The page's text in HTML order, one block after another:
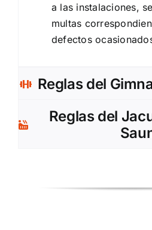
a las instalaciones,
multas
defectos
Reglas del
Reglas del